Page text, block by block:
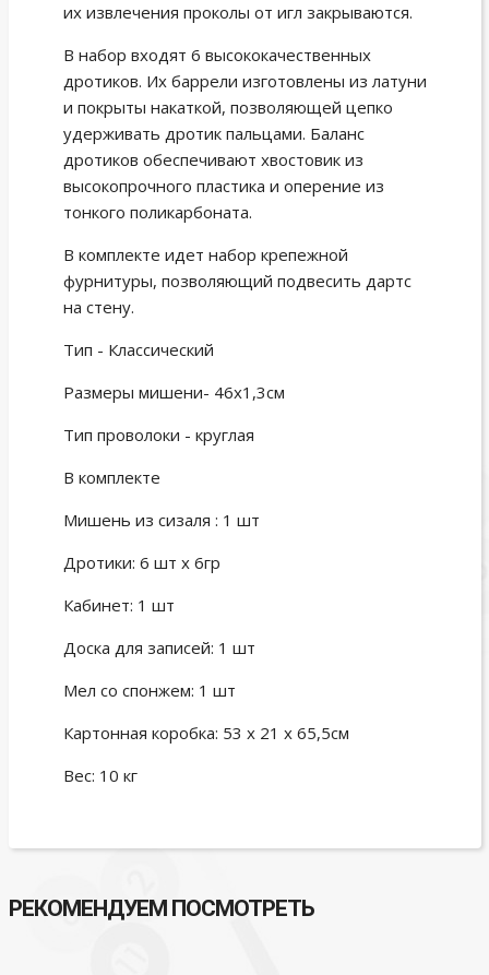
их извлечения проколы от игл закрываются.
В набор входят 6 высококачественных
дротиков. Их баррели изготовлены из латуни
и покрыты накаткой, позволяющей цепко
удерживать дротик пальцами. Баланс
дротиков обеспечивают хвостовик из
высокопрочного пластика и оперение из
тонкого поликарбоната.
В комплекте идет набор крепежной
фурнитуры, позволяющий подвесить дартс
на стену.
Тип - Классический
Размеры мишени- 46х1,3см
Тип проволоки - круглая
В комплекте
Мишень из сизаля : 1 шт
Дротики: 6 шт х 6гр
Кабинет: 1 шт
Доска для записей: 1 шт
Мел со спонжем: 1 шт
Картонная коробка: 53 x 21 x 65,5см
Вес: 10 кг
РЕКОМЕНДУЕМ ПОСМОТРЕТЬ